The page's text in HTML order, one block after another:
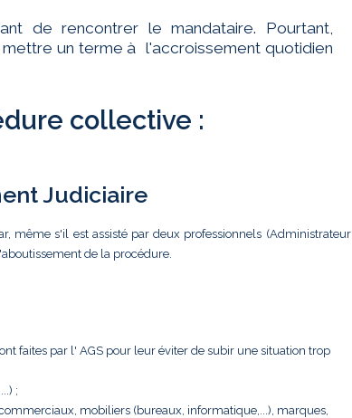
de rencontrer le mandataire. Pourtant,
un terme à l'accroissement quotidien
collective :
Judiciaire
même s'il est assisté par deux professionnels (Administrateur
de la procédure.
faites par l' AGS pour leur éviter de subir une situation trop
;
mobiliers (bureaux, informatique,...), marques,